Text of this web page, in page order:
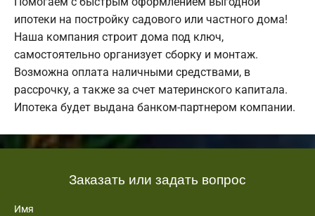
ипотеки на постройку садового или частного дома!
Наша компания строит дома под ключ,
самостоятельно организует сборку и монтаж.
Возможна оплата наличными средствами, в
рассрочку, а также за счет материнского капитала.
Ипотека будет выдана банком-партнером компании.
Заказать или задать вопрос
Имя